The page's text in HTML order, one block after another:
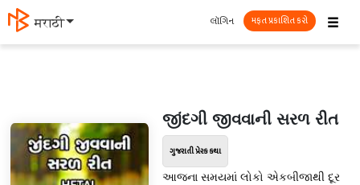
मराठी ☰
લૉગિન મફત પ્રકાશિત કરો
જીંદગી જીવવાની સરળ રીત
ગુજરાતી પ્રેરક કથા
આજના સમયમાં લોકો એકબીજાથી દૂર